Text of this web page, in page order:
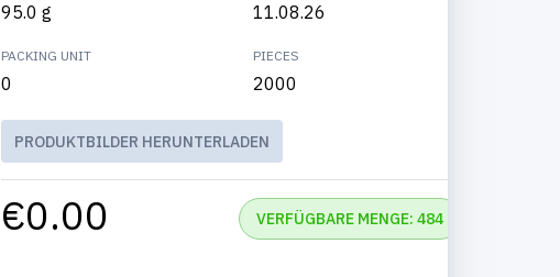
95.0 g 11.08.26
PACKING UNIT
0
PIECES
2000
PRODUKTBILDER HERUNTERLADEN
€0.00 VERFÜGBARE MENGE: 484